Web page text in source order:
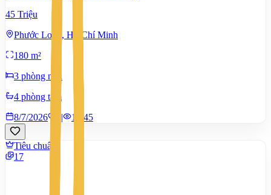
45 Triệu
Phước Long, Hồ Chí Minh
180 m²
3 phòng ngủ
4 phòng tắm
8/7/2026
| 1.545
Tiêu chuẩn
17